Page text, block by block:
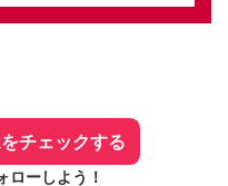
チェックする
ローしよう！